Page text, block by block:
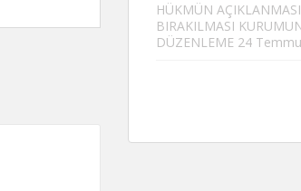
HÜKMÜN
BIRAKILMASI
DÜZENLEME 24